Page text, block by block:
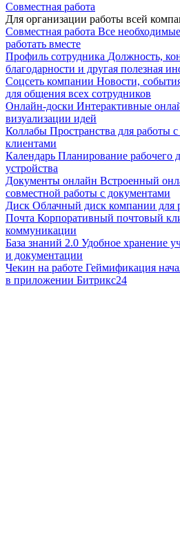
Совместная работа
Для организации работы всей
Совместная работа Все
работать вместе
Профиль сотрудника Должность,
благодарности и другая полезная
Соцсеть компании Новости,
для общения всех сотрудников
Онлайн-доски Интерактивные
визуализации идей
Коллабы Пространства для работы
клиентами
Календарь Планирование рабочего
устройства
Документы онлайн Встроенный
совместной работы с документами
Диск Облачный диск компании для
Почта Корпоративный почтовый
коммуникации
База знаний 2.0 Удобное хранение
и документации
Чекин на работе Геймификация
в приложении Битрикс24